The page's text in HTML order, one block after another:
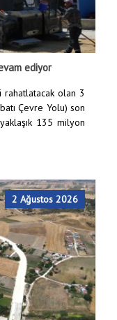
ediyor
olan 3
Çevre Yolu) son
135 milyon
2 Ağustos 2026